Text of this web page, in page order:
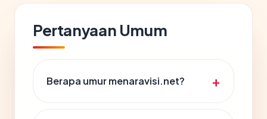
Pertanyaan Umum
Berapa umur menaravisi.net?